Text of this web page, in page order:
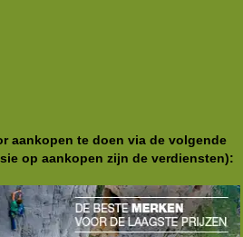
aankopen te doen via de volgende
op aankopen zijn de verdiensten):